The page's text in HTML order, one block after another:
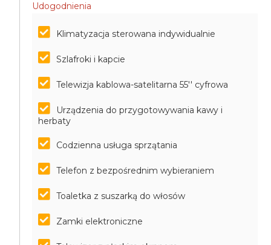
Udogodnienia
Klimatyzacja sterowana indywidualnie
Szlafroki i kapcie
Telewizja kablowa-satelitarna 55'' cyfrowa
Urządzenia do przygotowywania kawy i
herbaty
Codzienna usługa sprzątania
Telefon z bezpośrednim wybieraniem
Toaletka z suszarką do włosów
Zamki elektroniczne